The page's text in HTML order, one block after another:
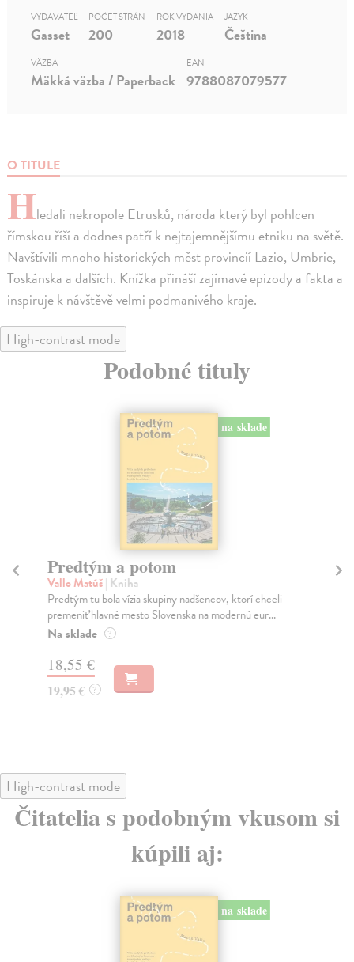
O TITULE
Hledali nekropole Etrusků, národa který byl pohlcen
římskou říší a dodnes patří k nejtajemnějšímu etniku na světě.
Navštívili mnoho historických měst provincií Lazio, Umbrie,
Toskánska a dalších. Knížka přináší zajímavé epizody a fakta a
inspiruje k návštěvě velmi podmanivého kraje.
VYDAVATEĽ
Gasset
POČET STRÁN
200
ROK VYDANIA
2018
JAZYK
Čeština
VÄZBA
Mäkká väzba / Paperback
EAN
9788087079577
High-contrast mode
Podobné tituly
na sklade
Predtým a potom
Vallo Matúš| Kniha
Predtým tu bola vízia skupiny nadšencov, ktorí chceli
premeniť hlavné mesto Slovenska na modernú eur...
Na sklade ?
18,55 €
19,95 € ?
High-contrast mode
Čitatelia s podobným vkusom si
kúpili aj: